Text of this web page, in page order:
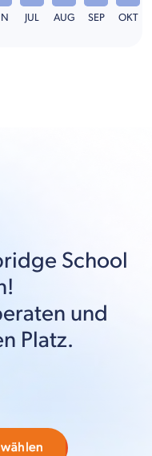
JUL AUG SEP OKT
School
und
Platz.